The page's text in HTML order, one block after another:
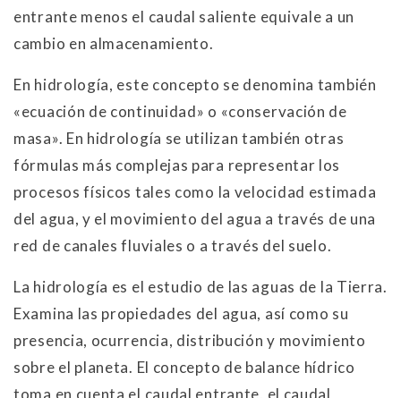
entrante menos el caudal saliente equivale a un
cambio en almacenamiento.
En hidrología, este concepto se denomina también
«ecuación de continuidad» o «conservación de
masa». En hidrología se utilizan también otras
fórmulas más complejas para representar los
procesos físicos tales como la velocidad estimada
del agua, y el movimiento del agua a través de una
red de canales fluviales o a través del suelo.
La hidrología es el estudio de las aguas de la Tierra.
Examina las propiedades del agua, así como su
presencia, ocurrencia, distribución y movimiento
sobre el planeta. El concepto de balance hídrico
toma en cuenta el caudal entrante, el caudal